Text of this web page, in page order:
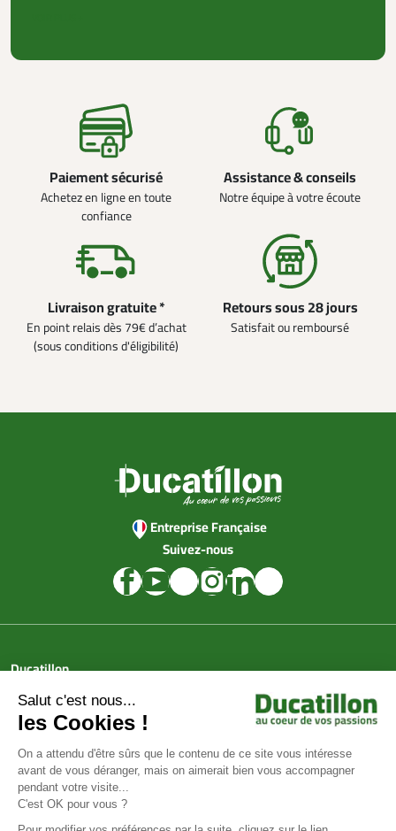
Paiement sécurisé
Achetez en ligne en toute
confiance
Assistance & conseils
Notre équipe à votre écoute
Livraison gratuite *
En point relais dès 79€ d’achat
(sous conditions d'éligibilité)
Retours sous 28 jours
Satisfait ou remboursé
Entreprise Française
Suivez-nous
Ducatillon
Achat en ligne
Services
Aide & Conseils
Paiement sécurisé